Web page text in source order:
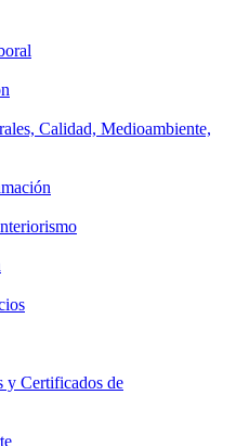
Calidad, Medioambiente,
y Certificados de